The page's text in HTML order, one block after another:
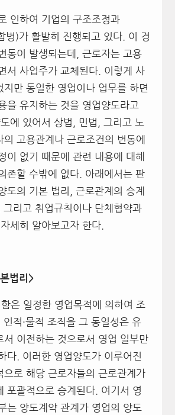
인하여 기업의 구조조정과
병)가 활발히 진행되고 있다. 이 경
동이 발생되는데, 근로자는 고용
서 사업주가 교체된다. 이렇게 사
지만 동일한 영업이나 업무를 하면
을 유지하는 것을 영업양도라고
에 있어서 상법, 민법, 그리고 노
고용관계나 근로조건의 변동에
이 없기 때문에 관련 내용에 대해
존할 수밖에 없다. 아래에서는 판
도의 기본 법리, 근로관계의 승계
리고 취업규칙이나 단체협약과
세히 알아보고자 한다.
법리>
은 일정한 영업목적에 의하여 조
적·물적 조직을 그 동일성은 유
서 이전하는 것으로서 영업 일부만
다. 이러한 영업양도가 이루어진
으로 해당 근로자들의 근로관계가
포괄적으로 승계된다. 여기서 영
는 양도계약 관계가 영업의 양도